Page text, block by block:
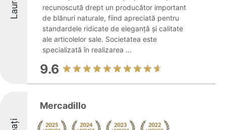
recunoscută drept un producător important
de blănuri naturale, fiind apreciată pentru
standardele ridicate de eleganță și calitate
ale articolelor sale. Societatea este
specializată în realizarea ...
9.6
Mercadillo